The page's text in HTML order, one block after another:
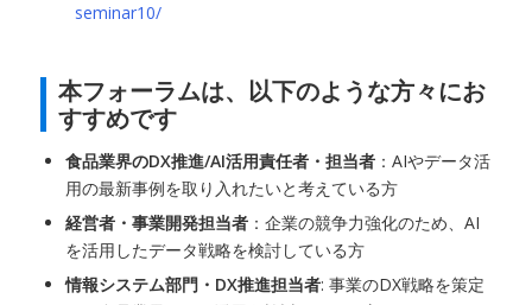
seminar10/
本フォーラムは、以下のような方々にお
すすめです
食品業界のDX推進/AI活用責任者・担当者：AIやデータ活
用の最新事例を取り入れたいと考えている方
経営者・事業開発担当者：企業の競争力強化のため、AI
を活用したデータ戦略を検討している方
情報システム部門・DX推進担当者: 事業のDX戦略を策定